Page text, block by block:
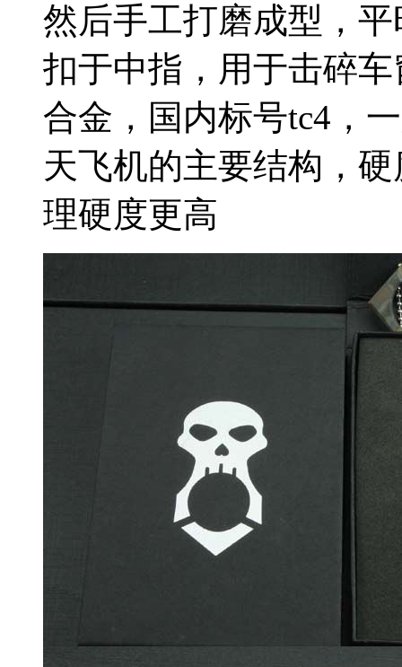
然后手工打磨成型，
扣于中指，用于击碎
合金，国内标号tc4，
天飞机的主要结构，
理硬度更高